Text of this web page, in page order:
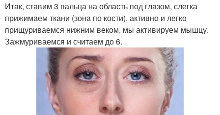
Итак, ставим 3 пальца на область под глазом, слегка
прижимаем ткани (зона по кости), активно и легко
прищуриваемся нижним веком, мы активируем мышцу.
Зажмуриваемся и считаем до 6.